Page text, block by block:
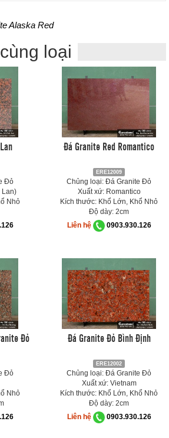
Alaska Red
loại
Đỏ
Lan)
Nhỏ
Đá Granite Red Romantico
ERE12009
Chủng loại: Đá Granite Đỏ
Xuất xứ: Romantico
Kích thước: Khổ Lớn, Khổ Nhỏ
Độ dày: 2cm
Liên hệ
0903.930.126
Đỏ
Đỏ
Nhỏ
Đá Granite Đỏ Bình Định
ERE12002
Chủng loại: Đá Granite Đỏ
Xuất xứ: Vietnam
Kích thước: Khổ Lớn, Khổ Nhỏ
Độ dày: 2cm
Liên hệ
0903.930.126